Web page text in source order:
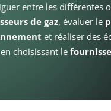
entre les différentes
de gaz, évaluer le
et réaliser des
choisissant le